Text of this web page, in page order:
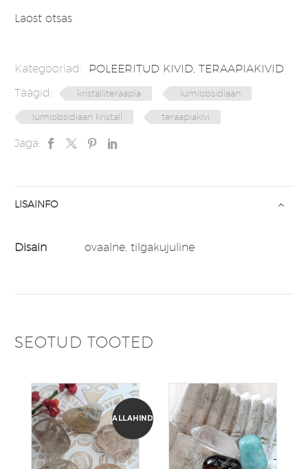
Laost otsas
Kategooriad: POLEERITUD KIVID, TERAAPIAKIVID
Täägid:
kristalliteraapia lumiobsidiaan
lumiobsidiaan kristall teraapiakivi
Jaga:
LISAINFO
Disain ovaalne, tilgakujuline
SEOTUD TOOTED
ALLAHINDLUS!